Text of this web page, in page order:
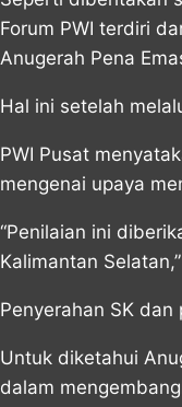
Forum PWI terdiri
Anugerah Pena
Hal ini setelah
PWI Pusat
mengenai upaya
“Penilaian ini
Kalimantan
Penyerahan SK
Untuk diketahui
dalam